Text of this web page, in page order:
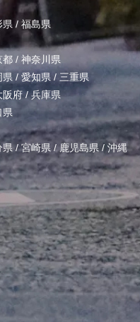
県/ 福島県
都 / 神奈川県
県 / 愛知県 / 三重県
阪府 /兵庫県
県
県/宮崎県 /鹿児島県 / 沖縄